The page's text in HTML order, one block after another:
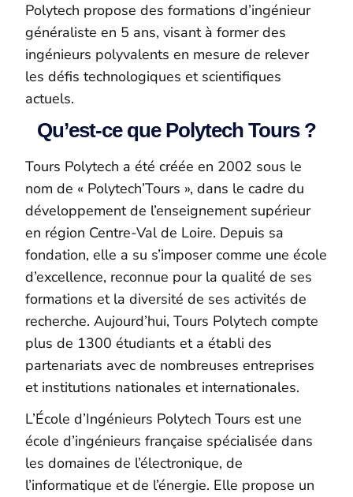
Polytech propose des formations d’ingénieur
généraliste en 5 ans, visant à former des
ingénieurs polyvalents en mesure de relever
les défis technologiques et scientifiques
actuels.
Qu’est-ce que Polytech Tours ?
Tours Polytech a été créée en 2002 sous le
nom de « Polytech’Tours », dans le cadre du
développement de l’enseignement supérieur
en région Centre-Val de Loire. Depuis sa
fondation, elle a su s’imposer comme une école
d’excellence, reconnue pour la qualité de ses
formations et la diversité de ses activités de
recherche. Aujourd’hui, Tours Polytech compte
plus de 1300 étudiants et a établi des
partenariats avec de nombreuses entreprises
et institutions nationales et internationales.
L’École d’Ingénieurs Polytech Tours est une
école d’ingénieurs française spécialisée dans
les domaines de l’électronique, de
l’informatique et de l’énergie. Elle propose un